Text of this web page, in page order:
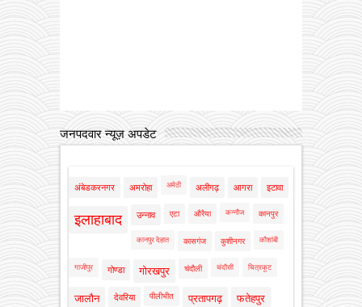
जनपदवार न्यूज़ अपडेट
अंबेडकरनगर अमरोहा अमेठी अलीगढ़ आगरा इटावा
इलाहाबाद उन्नाव एटा औरैया कन्नौज कानपुर
कानपुर देहात कासगंज कुशीनगर कौशांबी
गाजीपुर गोण्डा गोरखपुर चंदौली चंदौसी चित्रकूट
जालौन देवरिया पीलीभीत प्रतापगढ़ फतेहपुर